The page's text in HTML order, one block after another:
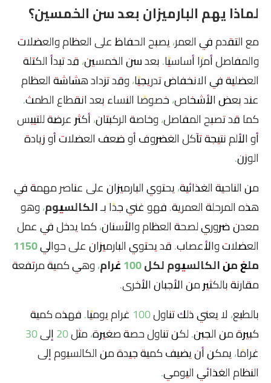
لماذا يهم البارميزان بعد سن الخمسين؟
مع التقدم في العمر، يصبح الحفاظ على العظام والعضلات
والمفاصل أمرًا أساسيًا. بعد سن الخمسين، قد تبدأ الكتلة
العضلية في الانخفاض تدريجيًا، وقد تزداد هشاشة العظام
عند بعض الأشخاص، خصوصًا النساء بعد انقطاع الطمث.
كما قد تصبح المفاصل، وخاصة الركبتان، أكثر عرضة للتيبس
أو الألم نتيجة تآكل الغضروف أو ضعف العضلات أو زيادة
الوزن.
من الناحية الغذائية، يحتوي البارميزان على عناصر مهمة في
هذه المرحلة العمرية. فهو غني جدًا بـالكالسيوم، وهو
معدن ضروري لصحة العظام والأسنان، كما يدخل في عمل
العضلات والأعصاب. قد يحتوي البارميزان على حوالي1150
ملغ من الكالسيوم لكل 100 غرام
، وهي كمية مرتفعة
مقارنة بالكثير من الأجبان الأخرى.
بالطبع، لا يعني ذلك تناول 100 غرام يوميًا. فهذه كمية
كبيرة من الجبن. لكن تناول حصة صغيرة، مثل 20 إلى 30
غرامًا، يمكن أن يضيف كمية جيدة من الكالسيوم إلى
النظام الغذائي اليومي.